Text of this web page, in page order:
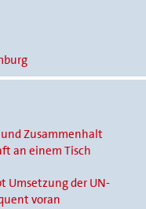
Zusammenhalt
an einem Tisch
Umsetzung der UN-
voran